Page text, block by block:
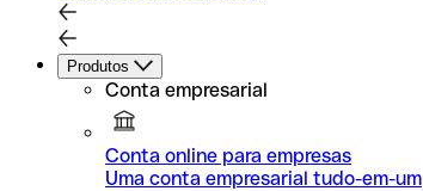
Produtos
Conta empresarial
Conta online para empresas
Uma conta empresarial tudo-em-um